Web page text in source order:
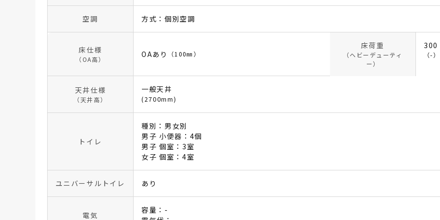
空調 方式：個別空調
床仕様
（OA高）
OAあり （100㎜）
床荷重
（ヘビーデューティ
ー）
（-）
天井仕様
（天井高）
一般天井
(2700mm)
トイレ
種別：男女別
男子 小便器：4個
男子 個室：3室
女子 個室：4室
ユニバーサルトイレ あり
電気
容量：-